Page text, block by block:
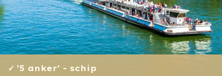
'5 anker' - schip